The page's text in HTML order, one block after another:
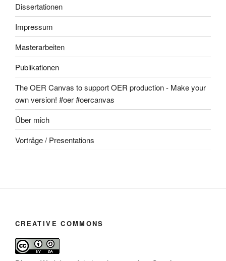
Dissertationen
Impressum
Masterarbeiten
Publikationen
The OER Canvas to support OER production - Make your
own version! #oer #oercanvas
Über mich
Vorträge / Presentations
CREATIVE COMMONS